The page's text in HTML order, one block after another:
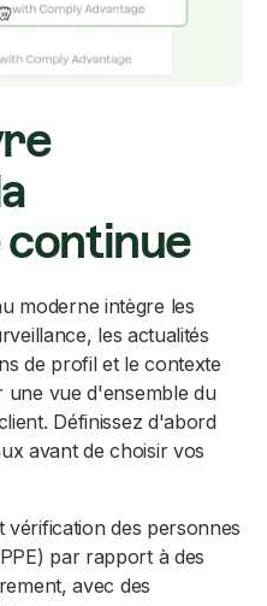
continue
moderne intègre les
les actualités
de profil et le contexte
vue d'ensemble du
Définissez d'abord
avant de choisir vos
vérification des personnes
par rapport à des
avec des